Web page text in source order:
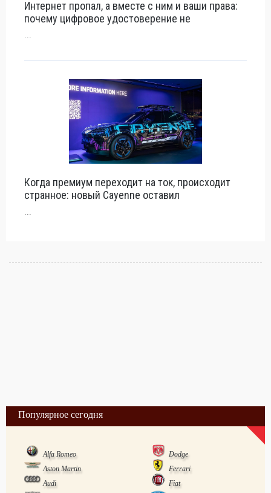
Интернет пропал, а вместе с ним и ваши права:
почему цифровое удостоверение не
...
Когда премиум переходит на ток, происходит
странное: новый Cayenne оставил
...
Популярное сегодня
Alfa Romeo
Dodge
Aston Martin
Ferrari
Audi
Fiat